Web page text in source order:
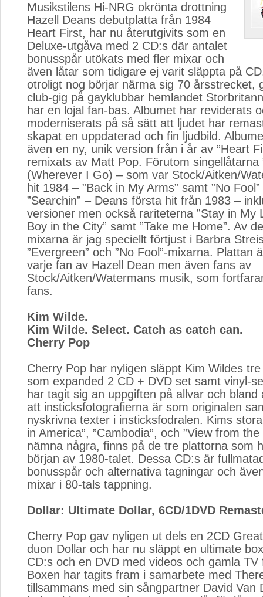
Musikstilens Hi-NRG okrönta drottning
Hazell Deans debutplatta från 1984
Heart First, har nu återutgivits som en
Deluxe-utgåva med 2 CD:s där antalet
bonusspår utökats med fler mixar och
även låtar som tidigare ej varit släppta på
otroligt nog börjar närma sig 70 årsstrecket,
club-gig på gayklubbar hemlandet
har en lojal fan-bas. Albumet har reviderats
moderniserats på så sätt att ljudet har
skapat en uppdaterad och fin ljudbild.
även en ny, unik version från i år av ”Heart
remixats av Matt Pop. Förutom singellåtarna
(Wherever I Go) – som var Stock/Aitken/
hit 1984 – ”Back in My Arms” samt ”No
”Searchin” – Deans första hit från 1983 –
versioner men också rariteterna ”Stay in My
Boy in the City” samt ”Take me Home”. Av
mixarna är jag speciellt förtjust i Barbra
”Evergreen” och ”No Fool”-mixarna. Plattan
varje fan av Hazell Dean men även fans av
Stock/Aitken/Watermans musik, som
fans.
Kim Wilde.
Kim Wilde. Select. Catch as catch can.
Cherry Pop
Cherry Pop har nyligen släppt Kim Wildes
som expanded 2 CD + DVD set samt vinyl-
har tagit sig an uppgiften på allvar och bland
att insticksfotografierna är som originalen
nyskrivna texter i insticksfodralen. Kims
in America”, ”Cambodia”, och ”View from
nämna några, finns på de tre plattorna som
början av 1980-talet. Dessa CD:s är
bonusspår och alternativa tagningar och
mixar i 80-tals tappning.
Dollar: Ultimate Dollar, 6CD/1DVD
Cherry Pop gav nyligen ut dels en 2CD
duon Dollar och har nu släppt en ultimate
CD:s och en DVD med videos och gamla
Boxen har tagits fram i samarbete med
tillsammans med sin sångpartner David Van